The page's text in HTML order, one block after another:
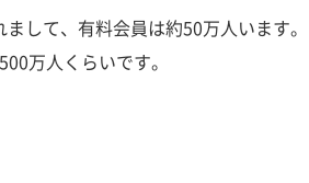
して、有料会員は約50万人います。
万人くらいです。